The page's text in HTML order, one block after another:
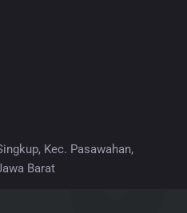
Kec. Pasawahan,
Barat